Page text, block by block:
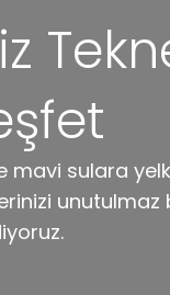
mavi sulara
unutulmaz